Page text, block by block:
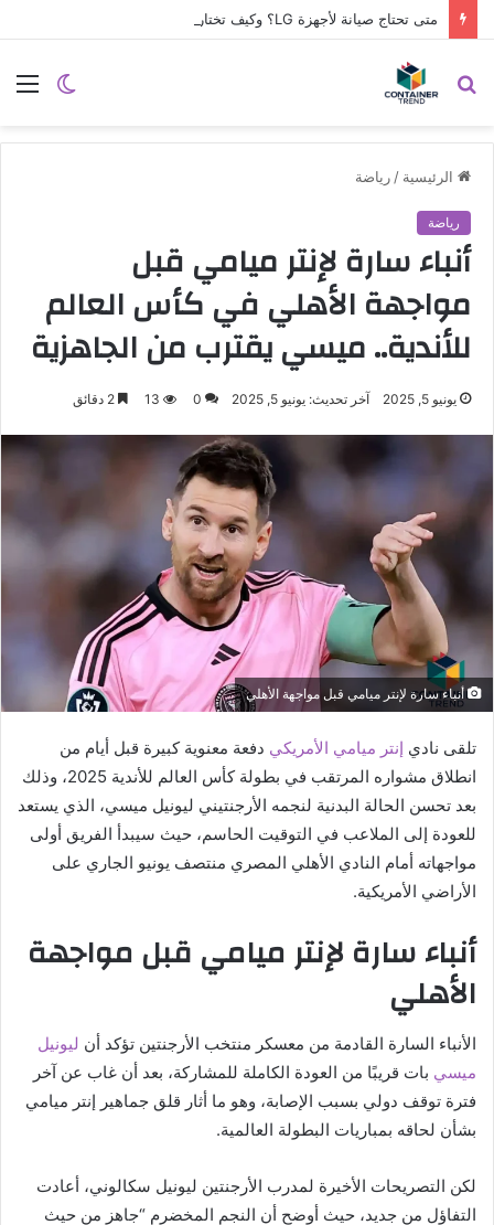
نموذج التواصل
إرسال
الوضع
بحث
الرئيسية / رياضة
رياضة
أنباء سارة لإنتر ميامي قبل
مواجهة الأهلي في كأس العالم
للأندية.. ميسي يقترب من الجاهزية
يونيو 5, 2025 آخر تحديث: يونيو 5, 2025 0
13
أنباء سارة لإنتر ميامي قبل مواجهة الأهلي
تلقى نادي إنتر ميامي الأمريكي دفعة معنوية كبيرة قبل أيام من
انطلاق مشواره المرتقب في بطولة كأس العالم للأندية 2025، وذلك
بعد تحسن الحالة البدنية لنجمه الأرجنتيني ليونيل ميسي، الذي يستعد
للعودة إلى الملاعب في التوقيت الحاسم، حيث سيبدأ الفريق أولى
مواجهاته أمام النادي الأهلي المصري منتصف يونيو الجاري على
الأراضي الأمريكية.
أنباء سارة لإنتر ميامي قبل مواجهة
الأهلي
الأنباء السارة القادمة من معسكر منتخب الأرجنتين تؤكد أن ليونيل
ميسي بات قريبًا من العودة الكاملة للمشاركة، بعد أن غاب عن آخر
فترة توقف دولي بسبب الإصابة، وهو ما أثار قلق جماهير إنتر ميامي
بشأن لحاقه بمباريات البطولة العالمية.
لكن التصريحات الأخيرة لمدرب الأرجنتين ليونيل سكالوني، أعادت
التفاؤل من جديد، حيث أوضح أن النجم المخضرم “جاهز من حيث